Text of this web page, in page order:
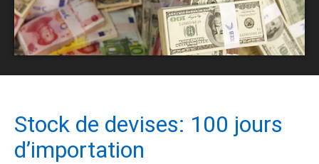
Stock de devises: 100 jours
d’importation